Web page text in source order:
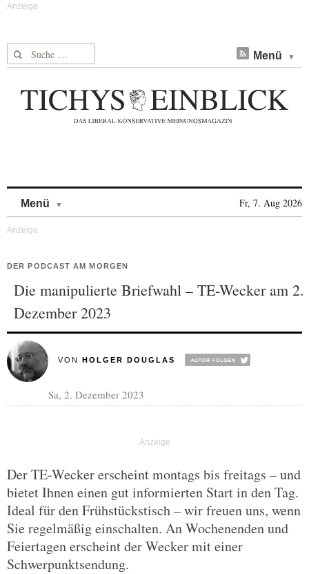
Suche nach: Menü
Menü Fr, 7. Aug 2026
DER PODCAST AM MORGEN
Die manipulierte Briefwahl – TE-Wecker am 2.
Dezember 2023
VON HOLGER DOUGLAS
Sa, 2. Dezember 2023
Der TE-Wecker erscheint montags bis freitags – und
bietet Ihnen einen gut informierten Start in den Tag.
Ideal für den Frühstückstisch – wir freuen uns, wenn
Sie regelmäßig einschalten. An Wochenenden und
Feiertagen erscheint der Wecker mit einer
Schwerpunktsendung.